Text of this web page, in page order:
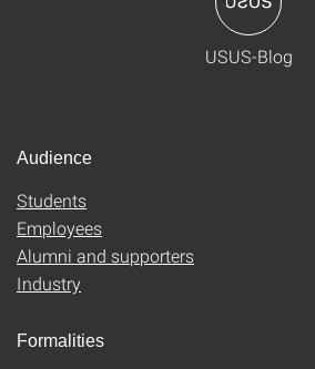
USUS-Blog
Audience
Students
Employees
Alumni and supporters
Industry
Formalities